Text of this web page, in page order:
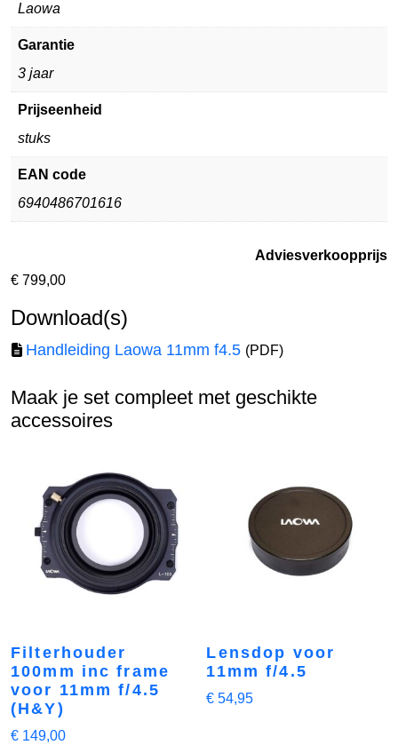
Laowa
Garantie
3 jaar
Prijseenheid
stuks
EAN code
6940486701616
Adviesverkoopprijs
€ 799,00
Download(s)
Handleiding Laowa 11mm f4.5 (PDF)
Maak je set compleet met geschikte
accessoires
Filterhouder
100mm inc frame
voor 11mm f/4.5
(H&Y)
€ 149,00
Lensdop voor
11mm f/4.5
€ 54,95